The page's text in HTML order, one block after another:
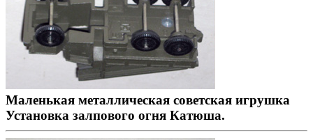
Маленькая металлическая советская игрушка
Установка залпового огня Катюша.